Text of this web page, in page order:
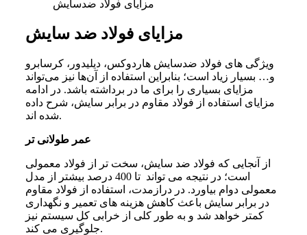
مزایای فولاد ضدسایش
مزایای فولاد ضد سایش
ویژگی های فولاد ضدسایش هاردوکس، دیلیدور، کرسابرو
و… بسیار زیاد است؛ بنابراین استفاده از آن‌ها نیز می‌تواند
مزایای بسیاری را برای ما در برداشته باشد. در ادامه
مزایای استفاده از فولاد مقاوم در برابر سایش، شرح داده
شده‌ اند.
عمر طولانی تر
از آنجایی که فولاد ضد سایش، سخت تر از فولاد معمولی
است؛ در نتیجه می تواند تا 400 درصد بیشتر از مدل
معمولی دوام بیاورد. در درازمدت، استفاده از فولاد مقاوم
در برابر سایش باعث کاهش هزینه های تعمیر و نگهداری
کمتر خواهد شد و به طور کلی از خرابی کل سیستم نیز
جلوگیری می کند.